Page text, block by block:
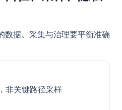
数据。采集与治理要平衡准确
非关键路径采样